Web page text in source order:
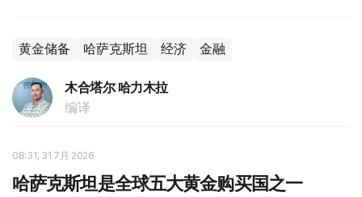
黄金储备 哈萨克斯坦 经济 金融
木合塔尔 哈力木拉
编译
08:31, 31 7月 2026
哈萨克斯坦是全球五大黄金购买国之一